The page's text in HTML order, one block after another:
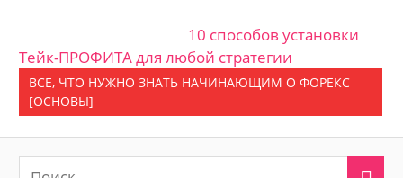
10 способов установки
Тейк-ПРОФИТА для любой стратегии
ВСЕ, ЧТО НУЖНО ЗНАТЬ НАЧИНАЮЩИМ О ФОРЕКС
[ОСНОВЫ]